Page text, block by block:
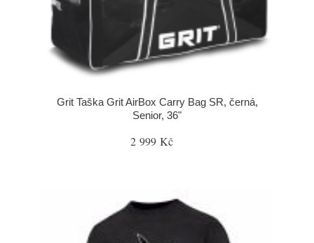
Grit Taška Grit AirBox Carry Bag SR, černá,
Senior, 36"
2 999 Kč